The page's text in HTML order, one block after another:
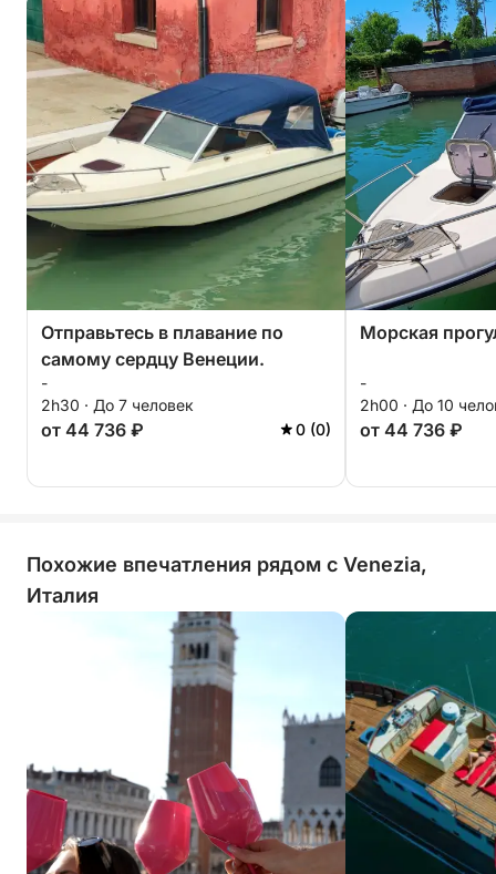
Отправьтесь в плавание по
самому сердцу Венеции.
-
2h30 · До 7 человек
от 44 736 ₽ 0 (0)
Морская
-
2h00 · До 10
от 44 736 ₽
Похожие впечатления рядом с Venezia,
Италия